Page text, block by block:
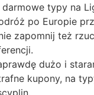
darmowe typy na
po Europie
zapomnij też
dużo i
kupony, na